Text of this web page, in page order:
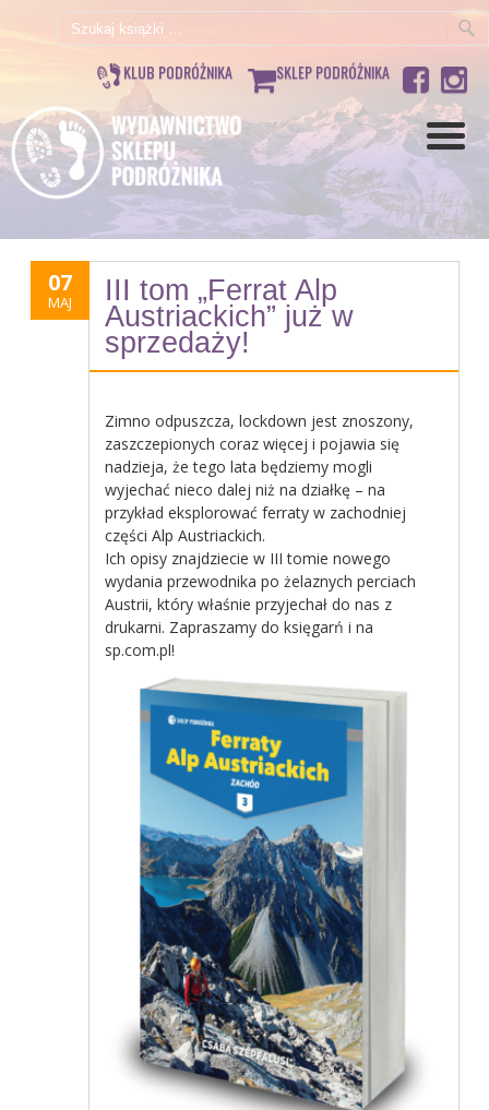
Szukaj:
KLUB PODRÓŻNIKA SKLEP PODRÓŻNIKA
07
MAJ
III tom „Ferrat Alp
Austriackich” już w
sprzedaży!
Zimno odpuszcza, lockdown jest znoszony,
zaszczepionych coraz więcej i pojawia się
nadzieja, że tego lata będziemy mogli
wyjechać nieco dalej niż na działkę – na
przykład eksplorować ferraty w zachodniej
części Alp Austriackich.
Ich opisy znajdziecie w III tomie nowego
wydania przewodnika po żelaznych perciach
Austrii, który właśnie przyjechał do nas z
drukarni. Zapraszamy do księgarń i na
sp.com.pl!